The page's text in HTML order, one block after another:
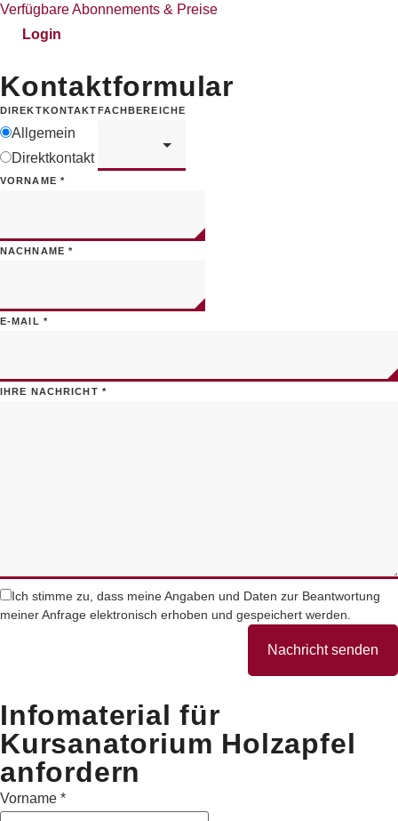
Verfügbare Abonnements & Preise
Login
Kontaktformular
DIREKTKONTAKT
Allgemein
Direktkontakt
FACHBEREICHE
VORNAME *
NACHNAME*
E-MAIL *
IHRE NACHRICHT *
Ich stimme zu, dass meine Angaben und Daten zur Beantwortung
meiner Anfrage elektronisch erhoben und gespeichert werden.
Nachricht senden
Infomaterial für
Kursanatorium Holzapfel
anfordern
Vorname *